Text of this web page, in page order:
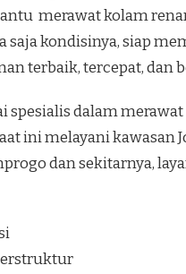
merawat kolam
saja kondisinya, siap
terbaik, tercepat, dan
spesialis dalam
ini melayani kawasan
dan sekitarnya,